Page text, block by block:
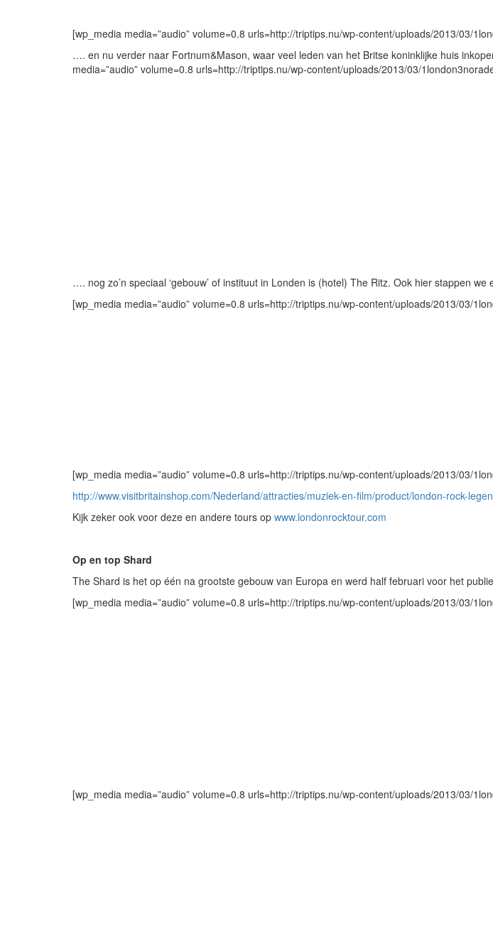
[wp_media media=”audio” volume=0.8 urls=http://triptips.nu/wp-content/uploads/2013/03/
…. en nu verder naar Fortnum&Mason, waar veel leden van het Britse koninklijke huis
media=”audio” volume=0.8 urls=http://triptips.nu/wp-content/uploads/2013/03/
…. nog zo’n speciaal ‘gebouw’ of instituut in Londen is (hotel) The Ritz. Ook hier stappen we
[wp_media media=”audio” volume=0.8 urls=http://triptips.nu/wp-content/uploads/2013/03/
[wp_media media=”audio” volume=0.8 urls=http://triptips.nu/wp-content/uploads/2013/03/
http://www.visitbritainshop.com/Nederland/attracties/muziek-en-film/product/london-rock-
Kijk zeker ook voor deze en andere tours op www.londonrocktour.com
Op en top Shard
The Shard is het op één na grootste gebouw van Europa en werd half februari voor het
[wp_media media=”audio” volume=0.8 urls=http://triptips.nu/wp-content/uploads/2013/03/
[wp_media media=”audio” volume=0.8 urls=http://triptips.nu/wp-content/uploads/2013/03/